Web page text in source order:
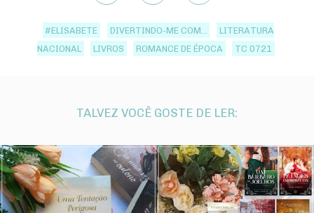
#ELISABETE DIVERTINDO-ME COM...
LITERATURA
NACIONAL
LIVROS ROMANCE DE ÉPOCA TC 0721
TALVEZ VOCÊ GOSTE DE LER: